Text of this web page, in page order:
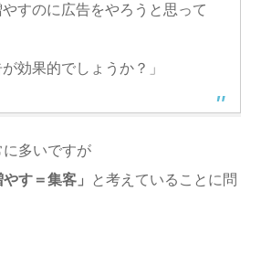
やすのに広告をやろうと思って
効果的でしょうか？」
に多いですが
す＝集客」
と考えていることに問